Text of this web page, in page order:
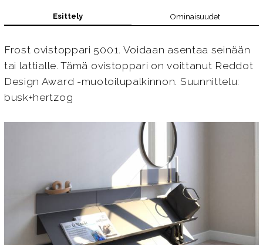
Esittely Ominaisuudet
Frost ovistoppari 5001. Voidaan asentaa seinään
tai lattialle. Tämä ovistoppari on voittanut Reddot
Design Award -muotoilupalkinnon. Suunnittelu:
busk+hertzog